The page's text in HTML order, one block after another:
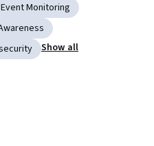
Event Monitoring
Show all